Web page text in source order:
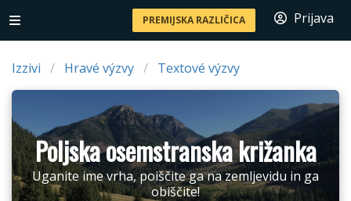
PREMIJSKA RAZLIČICA Prijava
Izzivi Hravé výzvy Textové výzvy
Poljska osemstranska križanka
Uganite ime vrha, poiščite ga na zemljevidu in ga
obiščite!